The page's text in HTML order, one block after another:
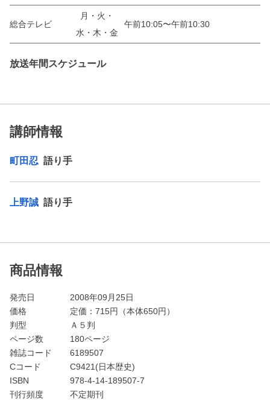
総合テレビ
月・火・
水・木・金
午前10:05〜午前10:30
放送年間スケジュール
講師情報
町田忍 語り手
上野誠 語り手
商品情報
発売日
2008年09月25日
価格
定価： 715円（本体650円）
判型
Ａ５判
ページ数
180ページ
雑誌コード
6189507
Cコード
C9421(日本歴史)
ISBN
978-4-14-189507-7
刊行頻度
不定期刊